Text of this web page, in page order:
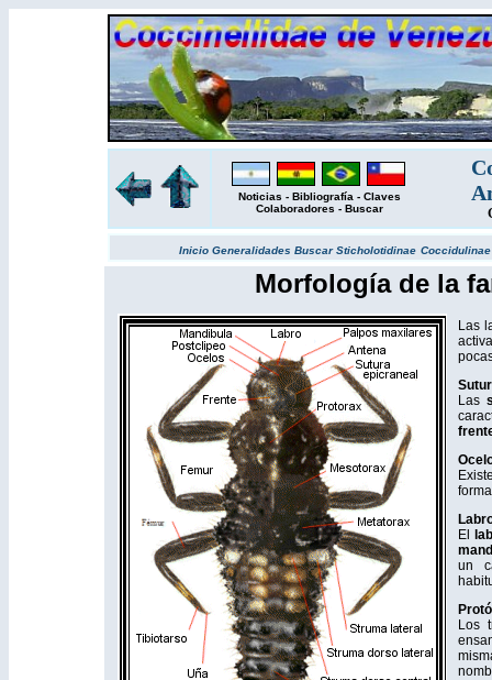
Noticias - Bibliografía - Claves
Colaboradores - Buscar
Inicio Generalidades BuscarSticholotidinae
Morfología de la
Las
Las
El
un
Los